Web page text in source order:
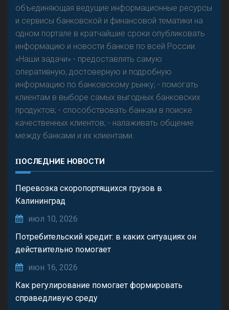
Резкого разворота на рынке автокредитов не
предвидится - «Интервью»
объединяющая ведущие информационные ресурсы
и сервисы банковской и финансовой тематики на
одном портале в кратчайшие сроки опубликовать
информацию и новости банков по всей России.
«Наши задачи» - предоставлять самую
оперативную, достоверную и подробную
информацию по банковскому рынку; - помогать
клиентам в выборе самых выгодных банковских
продуктов; - способствовать банкам в поиске
качественных клиентов; - налаживать общение
между банками и их клиентами.
ПОСЛЕДНИЕ НОВОСТИ
Перевозка скоропортящихся грузов в
Калининград
июл 10, 2026
Потребительский кредит: в каких ситуациях он
действительно помогает
июн 16, 2026
Как регулирование помогает формировать
справедливую среду